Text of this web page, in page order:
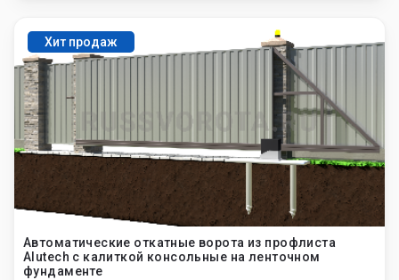
Хит продаж
Автоматические откатные ворота из профлиста
Alutech с калиткой консольные на ленточном
фундаменте